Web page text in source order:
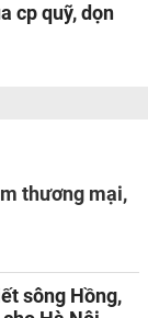
cp quỹ, dọn
thương mại,
sông Hồng,